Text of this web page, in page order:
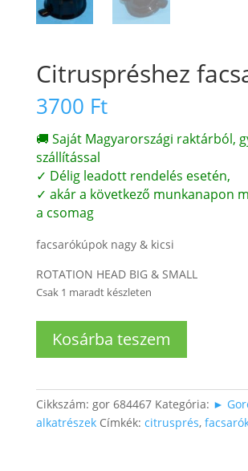
Citruspréshez
3700 Ft
🚚 Saját Magyarországi raktárból,
szállítással
✓ Délig leadott rendelés esetén,
✓ akár a következő munkanapon
a csomag
facsarókúpok nagy & kicsi
ROTATION HEAD BIG & SMALL
Csak 1 maradt készleten
Citruspréshez
facsarókúp
Kosárba teszem
Cikkszám: gor 684467 Kategória: ►
alkatrészek Címkék: citrusprés,